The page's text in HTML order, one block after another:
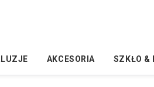
AKCESORIA SZKŁO &